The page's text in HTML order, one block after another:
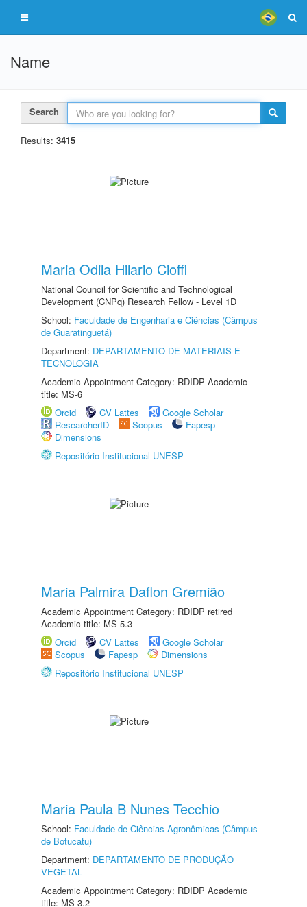
Name
Search
Results: 3415
Maria Odila Hilario Cioffi
National Council for Scientific and Technological
Development (CNPq) Research Fellow - Level 1D
School: Faculdade de Engenharia e Ciências (Câmpus
de Guaratinguetá)
Department: DEPARTAMENTO DE MATERIAIS E
TECNOLOGIA
Academic Appointment Category: RDIDP Academic
title: MS-6
Orcid
CV Lattes
Google Scholar
ResearcherID
Scopus
Fapesp
Dimensions
Repositório Institucional UNESP
Maria Palmira Daflon Gremião
Academic Appointment Category: RDIDP retired
Academic title: MS-5.3
Orcid
CV Lattes
Google Scholar
Scopus
Fapesp
Dimensions
Repositório Institucional UNESP
Maria Paula B Nunes Tecchio
School: Faculdade de Ciências Agronômicas (Câmpus
de Botucatu)
Department: DEPARTAMENTO DE PRODUÇÃO
VEGETAL
Academic Appointment Category: RDIDP Academic
title: MS-3.2